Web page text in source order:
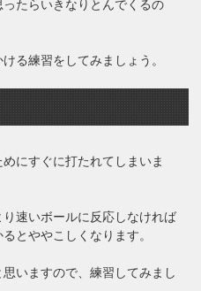
たらいきなりとんでくるの
る練習をしてみましょう。
にすぐに打たれてしまいま
速いボールに反応しなければ
とややこしくなります。
いますので、練習してみまし